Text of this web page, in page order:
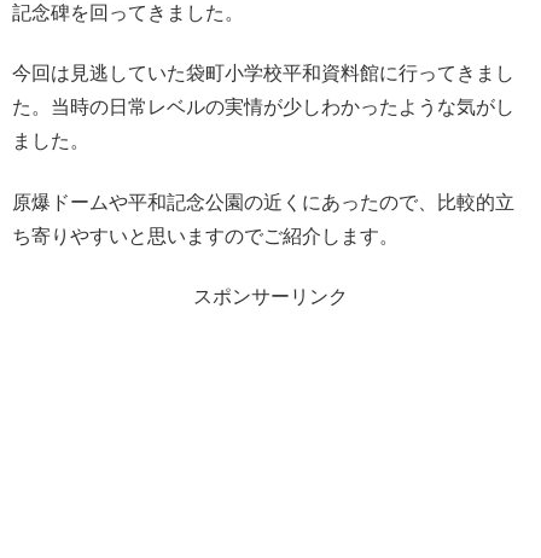
記念碑を回ってきました。
今回は見逃していた袋町小学校平和資料館に行ってきまし
た。当時の日常レベルの実情が少しわかったような気がし
ました。
原爆ドームや平和記念公園の近くにあったので、比較的立
ち寄りやすいと思いますのでご紹介します。
スポンサーリンク